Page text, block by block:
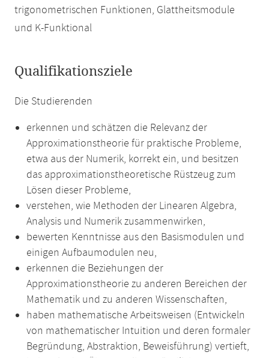
trigonometrischen Funktionen, Glattheitsmodule
und K-Funktional
Qualifikationsziele
Die Studierenden
erkennen und schätzen die Relevanz der
Approximationstheorie für praktische Probleme,
etwa aus der Numerik, korrekt ein, und besitzen
das approximationstheoretische Rüstzeug zum
Lösen dieser Probleme,
verstehen, wie Methoden der Linearen Algebra,
Analysis und Numerik zusammenwirken,
bewerten Kenntnisse aus den Basismodulen und
einigen Aufbaumodulen neu,
erkennen die Beziehungen der
Approximationstheorie zu anderen Bereichen der
Mathematik und zu anderen Wissenschaften,
haben mathematische Arbeitsweisen (Entwickeln
von mathematischer Intuition und deren formaler
Begründung, Abstraktion, Beweisführung) vertieft,